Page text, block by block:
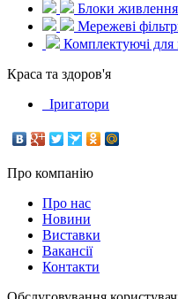
Блоки живлення
Мережеві
Комплектуючі
Краса та здоров'я
Іригатори
Про компанію
Про нас
Новини
Виставки
Вакансії
Контакти